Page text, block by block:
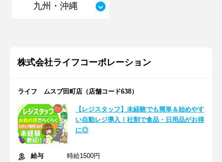
九州・沖縄
株式会社ライフコーポレーション
ライフ ムスブ田町店（店舗コード638）
【レジスタッフ】未経験でも簡単＆始めやす
い自動レジ導入！社割で食品・日用品がお得
に◎
給与
時給1500円